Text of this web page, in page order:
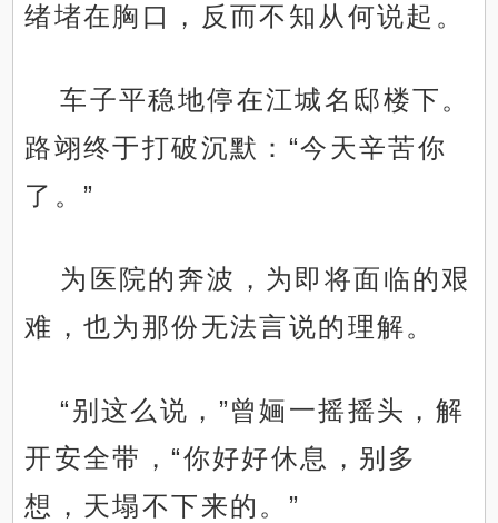
绪堵在胸口，反而不知从何说起。
车子平稳地停在江城名邸楼下。
路翊终于打破沉默：“今天辛苦你
了。”
为医院的奔波，为即将面临的艰
难，也为那份无法言说的理解。
“别这么说，”曾婳一摇摇头，解
开安全带，“你好好休息，别多
想，天塌不下来的。”